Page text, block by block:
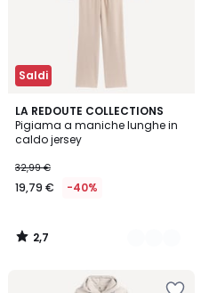
Saldi
LA REDOUTE COLLECTIONS
Pigiama a maniche lunghe in
caldo jersey
32,99 €
19,79 € -40%
2,7
/ 5
2
Colori
2,7
/